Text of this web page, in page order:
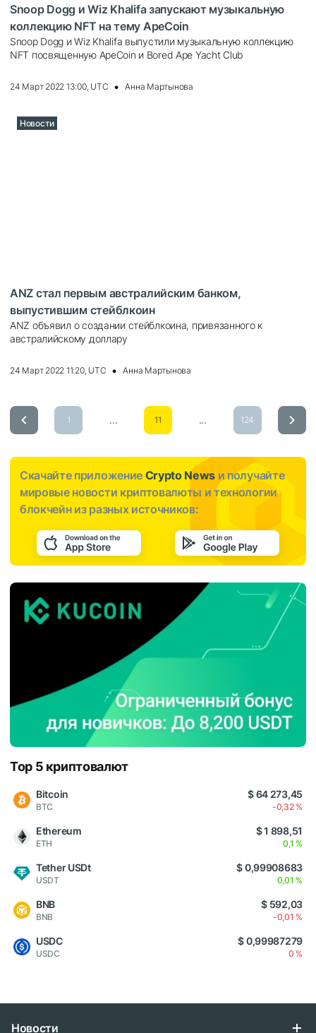
Snoop Dogg и Wiz Khalifa запускают музыкальную
коллекцию NFT на тему ApeCoin
Snoop Dogg и Wiz Khalifa выпустили музыкальную коллекцию
NFT посвященную ApeCoin и Bored Ape Yacht Club
24 Март 2022 13:00, UTC Анна Мартынова
Новости
ANZ стал первым австралийским банком,
выпустившим стейблкоин
ANZ объявил о создании стейблкоина, привязанного к
австралийскому доллару
24 Март 2022 11:20, UTC Анна Мартынова
1 ... 11 ... 124
Скачайте приложение Crypto News и получайте
мировые новости криптовалюты и технологии
блокчейн из разных источников:
Top 5 криптовалют
Bitcoin
BTC
$ 64 273,45
-0,32 %
Ethereum
ETH
$ 1 898,51
0,1 %
Tether USDt
USDT
$ 0,99908683
0,01 %
BNB
BNB
$ 592,03
-0,01 %
USDC
USDC
$ 0,99987279
0 %
Новости